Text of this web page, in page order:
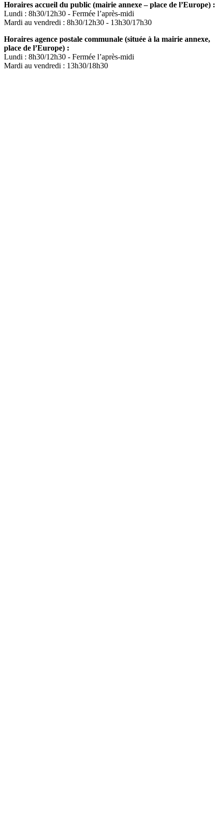
Horaires accueil du public (mairie annexe – place de l’Europe) :
Lundi : 8h30/12h30 - Fermée l’après-midi
Mardi au vendredi : 8h30/12h30 - 13h30/17h30
Horaires agence postale communale (située à la mairie annexe,
place de l’Europe) :
Lundi : 8h30/12h30 - Fermée l’après-midi
Mardi au vendredi : 13h30/18h30